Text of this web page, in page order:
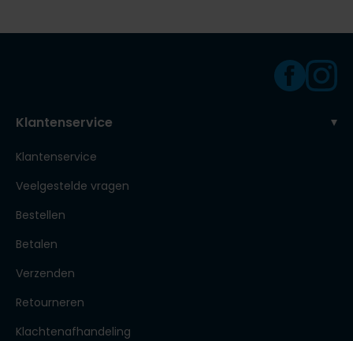
Klantenservice
Klantenservice
Veelgestelde vragen
Bestellen
Betalen
Verzenden
Retourneren
Klachtenafhandeling